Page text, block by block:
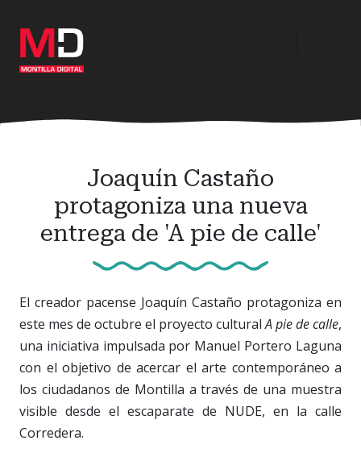
contenido
principal
Joaquín Castaño
protagoniza una nueva
entrega de 'A pie de calle'
El creador pacense Joaquín Castaño protagoniza en
este mes de octubre el proyecto culturalA pie de calle,
una iniciativa impulsada por Manuel Portero Laguna
con el objetivo de acercar el arte contemporáneo a
los ciudadanos de Montilla a través de una muestra
visible desde el escaparate de NUDE, en la calle
Corredera.